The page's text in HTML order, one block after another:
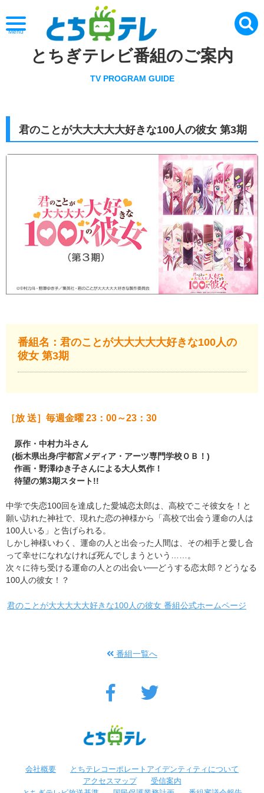
Menu
とちぎテレビ番組のご案内
TV PROGRAM GUIDE
君のことが大大大大大好きな100人の彼女 第3期
番組名：君のことが大大大大大好きな100人の
彼女 第3期
［放 送］毎週金曜 23：00～23：30
原作・中村力斗さん
(栃木県出身/宇都宮メディア・アーツ専門学校ＯＢ！)
作画・野澤ゆき子さんによる大人気作！
待望の第3期スタート!!
中学で失恋100回を達成した愛城恋太郎は、高校でこそ彼女を！と
願い訪れた神社で、現れた恋の神様から「高校で出会う運命の人は
100人いる」と告げられる。
しかし神様いわく、運命の人と出会った人間は、その相手と愛し合
って幸せになれなければ死んでしまうという……。
次々に待ち受ける運命の人との出会い──どうする恋太郎？どうなる
100人の彼女！？
君のことが大大大大大好きな100人の彼女 番組公式ホームページ
番組一覧へ
会社概要
とちテレコーポレートアイデンティティについて
アクセスマップ
受信案内